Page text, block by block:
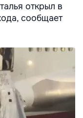
открыл в
сообщает